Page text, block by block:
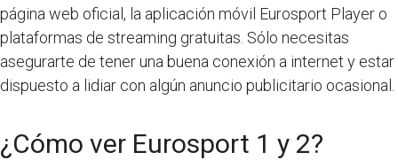
página web oficial, la aplicación móvil Eurosport Player o
plataformas de streaming gratuitas. Sólo necesitas
asegurarte de tener una buena conexión a internet y estar
dispuesto a lidiar con algún anuncio publicitario ocasional.
¿Cómo ver Eurosport 1 y 2?